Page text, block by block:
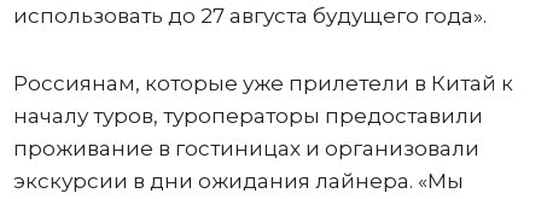
использовать до 27 августа будущего года».
Россиянам, которые уже прилетели в Китай к
началу туров, туроператоры предоставили
проживание в гостиницах и организовали
экскурсии в дни ожидания лайнера. «Мы